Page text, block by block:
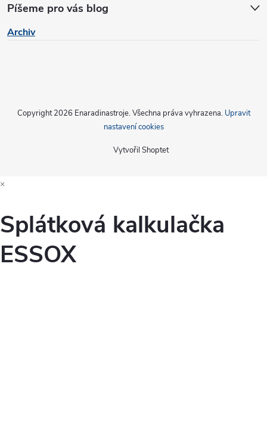
Píšeme pro vás blog
Archiv
Vytvořil Shoptet
Copyright 2026 Enaradinastroje. Všechna práva vyhrazena. Upravit
nastavení cookies
×
Splátková kalkulačka
ESSOX